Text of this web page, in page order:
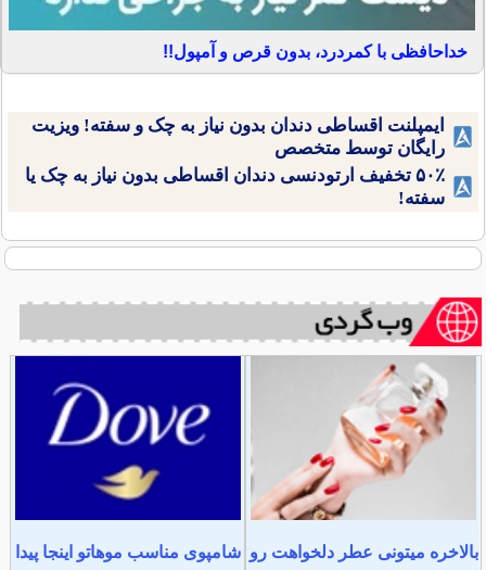
خداحافظی با کمردرد، بدون قرص و آمپول!!
ایمپلنت اقساطی دندان بدون نیاز به چک و سفته! ویزیت
رایگان توسط متخصص
۵۰٪ تخفیف ارتودنسی دندان اقساطی بدون نیاز به چک یا
سفته!
بالاخره میتونی عطر دلخواهت رو شامپوی مناسب موهاتو اینجا پیدا